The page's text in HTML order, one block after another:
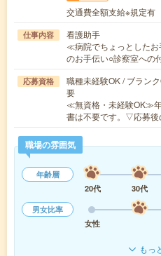
交通費全額支給※規定有
仕事内容
看護助手
≪病院でちょっとした
のお手伝い○診察室への
応募資格
職種未経験OK / ブラン
要
≪無資格・未経験OK≫
書は不要です。▽応募
職場の雰囲気
年齢層
20代
30代
男女比率
女性
もっ